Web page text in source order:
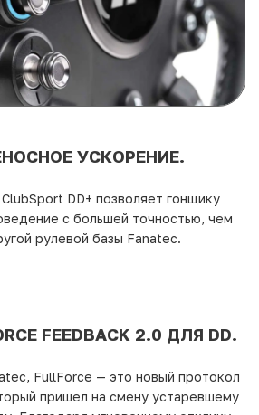
УСКОРЕНИЕ.
DD+ позволяет гонщику
с большей точностью, чем
рулевой базы Fanatec.
FEEDBACK 2.0 ДЛЯ DD.
FullForce — это новый протокол
пришел на смену устаревшему